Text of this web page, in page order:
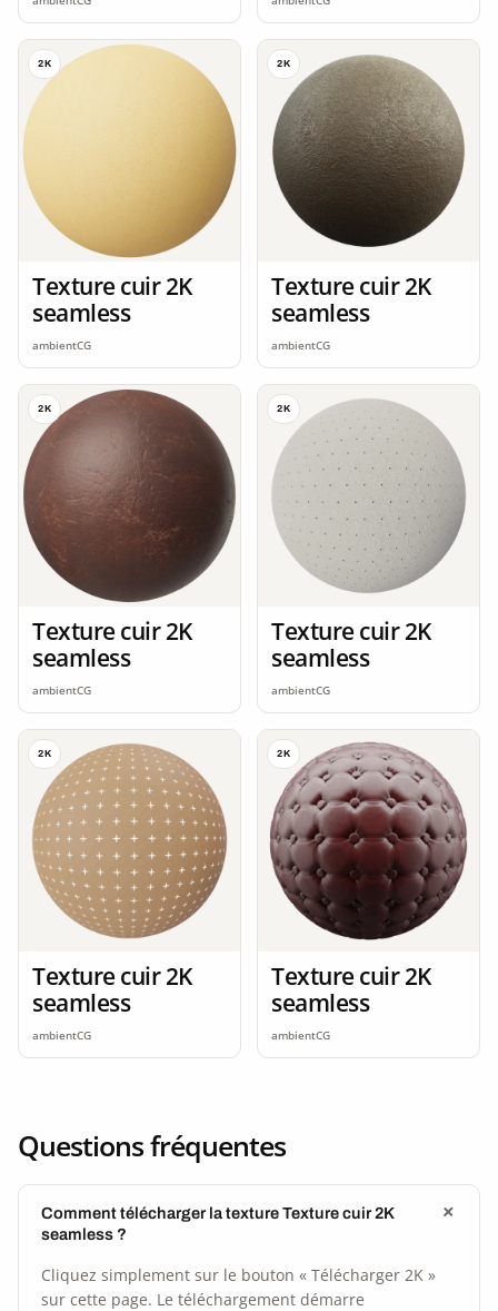
2K
Texture cuir 2K
seamless
ambientCG
2K
Texture cuir 2K
seamless
ambientCG
2K
Texture cuir 2K
seamless
ambientCG
2K
Texture cuir 2K
seamless
ambientCG
2K
Texture cuir 2K
seamless
ambientCG
2K
Texture cuir 2K
seamless
ambientCG
Questions fréquentes
Comment télécharger la texture Texture cuir 2K
seamless ?
Cliquez simplement sur le bouton « Télécharger 2K »
sur cette page. Le téléchargement démarre